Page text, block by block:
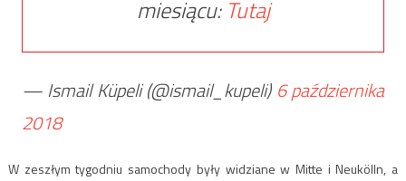
miesiącu: Tutaj
— Ismail Küpeli (@ismail_kupeli) 6 października
2018
W zeszłym tygodniu samochody były widziane w Mitte i Neukölln, a